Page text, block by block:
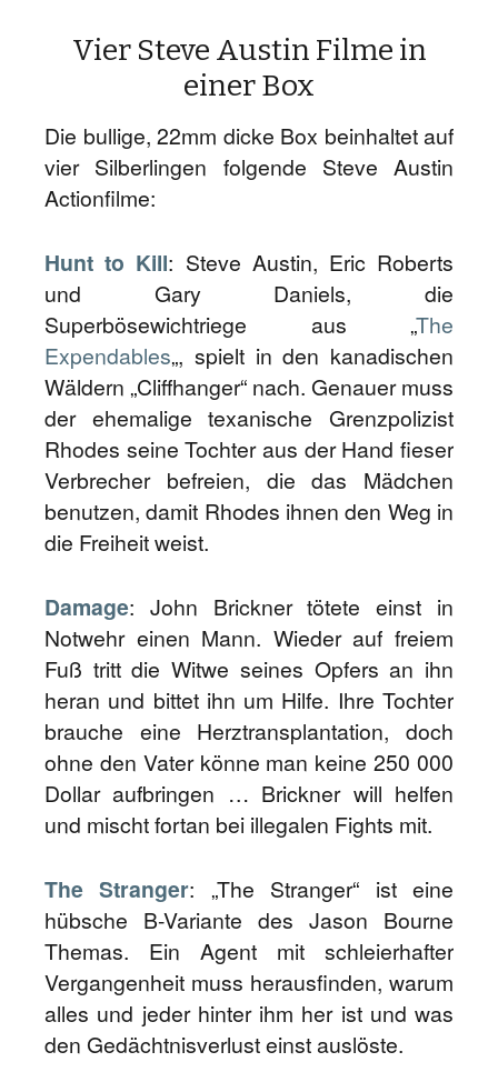
Vier Steve Austin Filme in
einer Box
Die bullige, 22mm dicke Box beinhaltet auf
vier Silberlingen folgende Steve Austin
Actionfilme:
Hunt to Kill: Steve Austin, Eric Roberts
und Gary Daniels, die
Superbösewichtriege aus „The
Expendables„, spielt in den kanadischen
Wäldern „Cliffhanger“ nach. Genauer muss
der ehemalige texanische Grenzpolizist
Rhodes seine Tochter aus der Hand fieser
Verbrecher befreien, die das Mädchen
benutzen, damit Rhodes ihnen den Weg in
die Freiheit weist.
Damage: John Brickner tötete einst in
Notwehr einen Mann. Wieder auf freiem
Fuß tritt die Witwe seines Opfers an ihn
heran und bittet ihn um Hilfe. Ihre Tochter
brauche eine Herztransplantation, doch
ohne den Vater könne man keine 250 000
Dollar aufbringen … Brickner will helfen
und mischt fortan bei illegalen Fights mit.
The Stranger: „The Stranger“ ist eine
hübsche B-Variante des Jason Bourne
Themas. Ein Agent mit schleierhafter
Vergangenheit muss herausfinden, warum
alles und jeder hinter ihm her ist und was
den Gedächtnisverlust einst auslöste.